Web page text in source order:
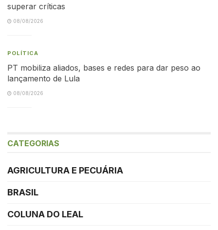
superar críticas
08/08/2026
POLÍTICA
PT mobiliza aliados, bases e redes para dar peso ao
lançamento de Lula
08/08/2026
CATEGORIAS
AGRICULTURA E PECUÁRIA
BRASIL
COLUNA DO LEAL